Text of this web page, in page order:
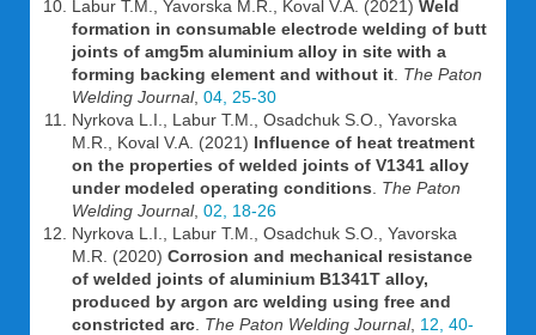
Labur T.M., Yavorska M.R., Koval V.A. (2021) Weld
formation in consumable electrode welding of butt
joints of amg5m aluminium alloy in site with a
forming backing element and without it The Paton
Welding Journal, 04, 25-30
Nyrkova L.I., Labur T.M., Osadchuk S.O., Yavorska
M.R., Koval V.A. (2021) Influence of heat treatment
on the properties of welded joints of V1341 alloy
under modeled operating conditions
The Paton
Welding Journal, 02, 18-26
Nyrkova L.I., Labur T.M., Osadchuk S.O., Yavorska
M.R. (2020) Corrosion and mechanical resistance
of welded joints of aluminium B1341T alloy,
produced by argon arc welding using free and
constricted arc The Paton Welding Journal, 12, 40-